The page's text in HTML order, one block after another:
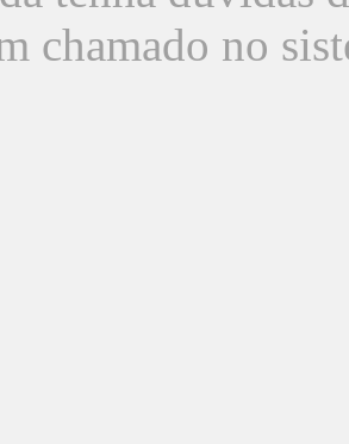
chamado no